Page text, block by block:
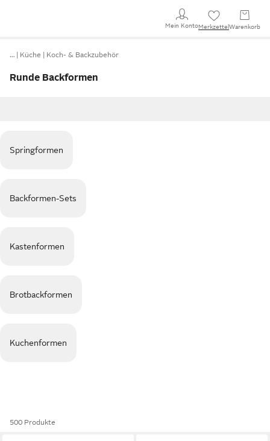
Mein KontoMerkzettel Warenkorb
… Küche Koch- & Backzubehör
Runde Backformen
Springformen
Backformen-Sets
Kastenformen
Brotbackformen
Kuchenformen
500 Produkte